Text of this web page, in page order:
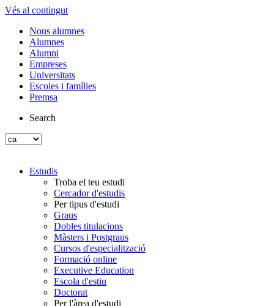
Vés al contingut
Nous alumnes
Alumnes
Alumni
Empreses
Universitats
Escoles i famílies
Premsa
Search
Estudis
Troba el teu estudi
Cercador d'estudis
Per tipus d'estudi
Graus
Dobles titulacions
Màsters i Postgraus
Cursos d'especialització
Formació online
Executive Education
Escola d'estiu
Doctorat
Per l'àrea d'estudi